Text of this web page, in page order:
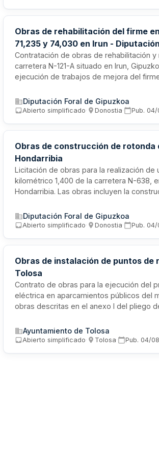
Obras de rehabilitación del firme
71,235 y 74,030 en Irun -
Contratación de obras de rehabilitación
carretera N-121-A situado en Irun,
ejecución de trabajos de mejora del
técnicas y materiales adecuados para
infraestructura viaria en este tramo de la
Diputación Foral de Gipuzkoa
Abierto simplificado· Donostia· Pub. 04/
Obras de construcción de rotonda
Hondarribia
Licitación de obras para la realización
kilométrico 1,400 de la carretera N-638,
Hondarribia. Las obras incluyen la
del proyecto constructivo necesario
Diputación Foral de Gipuzkoa
Abierto simplificado· Donostia· Pub. 04/
Obras de instalación de puntos
Tolosa
Contrato de obras para la ejecución del
eléctrica en aparcamientos públicos del
obras descritas en el anexo I del pliego
contratante ejerce la inspección y
facultades de comprobación y
Ayuntamiento de Tolosa
Abierto simplificado· Tolosa· Pub. 04/